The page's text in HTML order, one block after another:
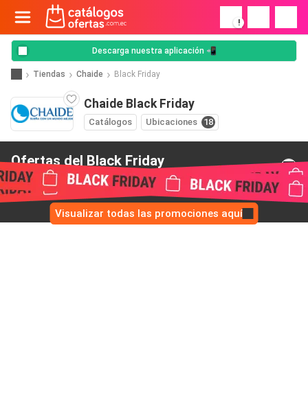
!
Descarga nuestra aplicación 📲
Tiendas Chaide Black Friday
Chaide Black Friday
Catálogos Ubicaciones 18
Ofertas del Black Friday
de Chaide
Visualizar todas las promociones aquí